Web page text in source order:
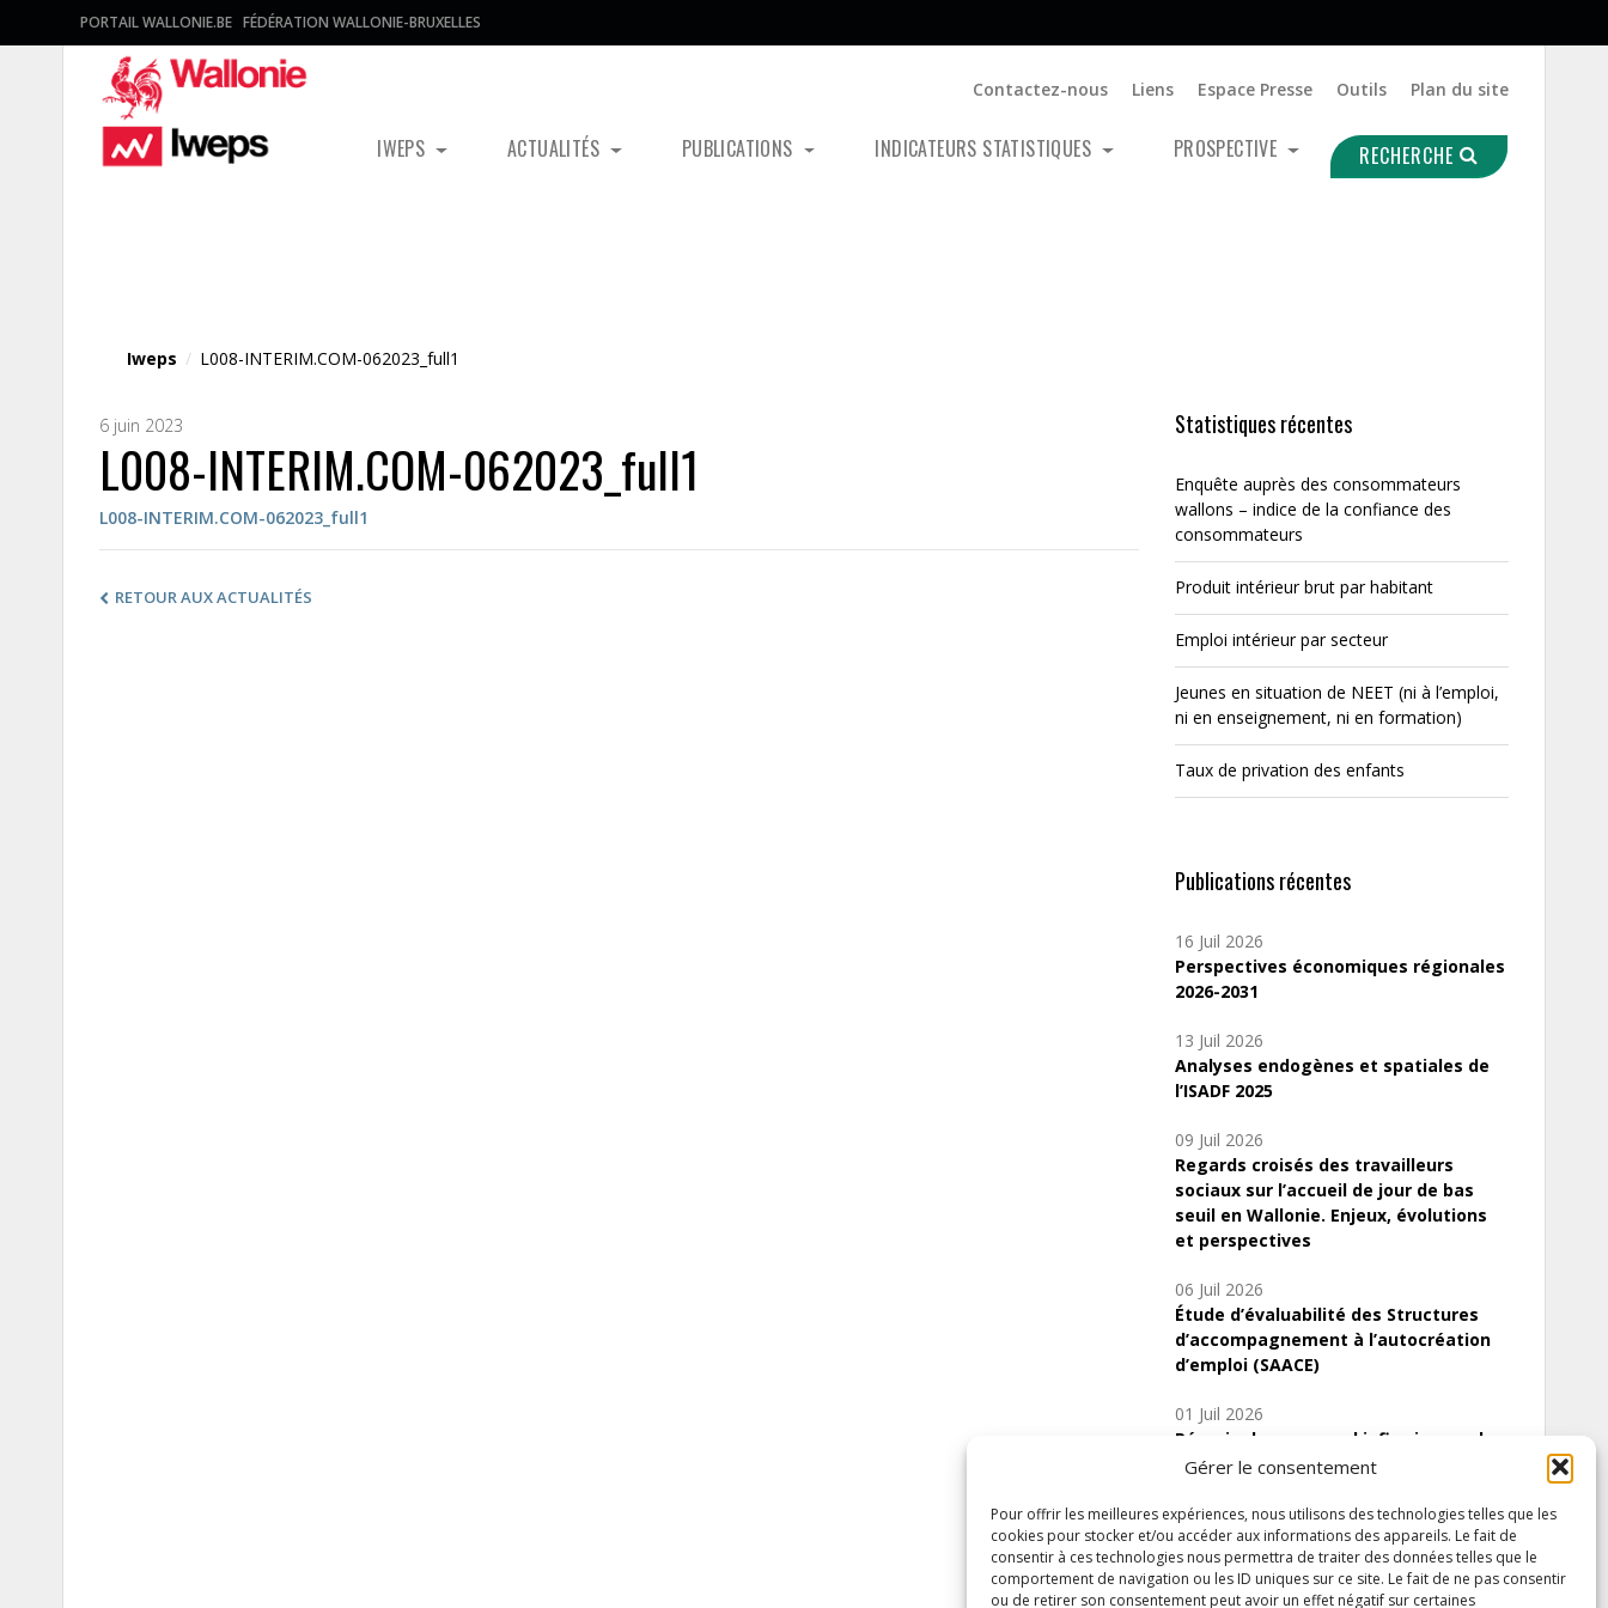
Gérer le consentement
Pour offrir les meilleures expériences, nous utilisons des technologies telles que les
cookies pour stocker et/ou accéder aux informations des appareils. Le fait de
consentir à ces technologies nous permettra de traiter des données telles que le
comportement de navigation ou les ID uniques sur ce site. Le fait de ne pas consentir
ou de retirer son consentement peut avoir un effet négatif sur certaines
PORTAIL WALLONIE.BE FÉDÉRATION WALLONIE-BRUXELLES
Contactez-nous Liens Espace Presse Outils Plan du site
IWEPS ACTUALITÉS PUBLICATIONS INDICATEURS STATISTIQUES PROSPECTIVE RECHERCHE
Iweps / L008-INTERIM.COM-062023_full1
6 juin 2023
L008-INTERIM.COM-062023_full1
L008-INTERIM.COM-062023_full1
RETOUR AUX ACTUALITÉS
Statistiques récentes
Enquête auprès des consommateurs
wallons – indice de la confiance des
consommateurs
Produit intérieur brut par habitant
Emploi intérieur par secteur
Jeunes en situation de NEET (ni à l’emploi,
ni en enseignement, ni en formation)
Taux de privation des enfants
Publications récentes
16 Juil 2026
Perspectives économiques régionales
2026-2031
13 Juil 2026
Analyses endogènes et spatiales de
l’ISADF 2025
09 Juil 2026
Regards croisés des travailleurs
sociaux sur l’accueil de jour de bas
seuil en Wallonie. Enjeux, évolutions
et perspectives
06 Juil 2026
Étude d’évaluabilité des Structures
d’accompagnement à l’autocréation
d’emploi (SAACE)
01 Juil 2026
Pénurie du personnel infirmier :quels
indicateurs d’offre de soins pour
Inscrivez-vous à notre newsletter